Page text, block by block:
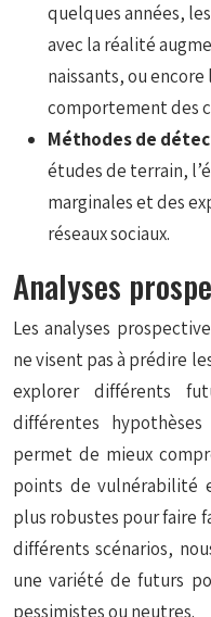
quelques années,
avec la réalité
naissants, ou
comportement des
Méthodes de
études de terrain,
marginales et des
réseaux sociaux.
Analyses
Les analyses
ne visent pas à prédire
explorer différents
différentes
permet de mieux
points de vulnérabilité
plus robustes pour faire
différents scénarios,
une variété de futurs
pessimistes ou neutres.